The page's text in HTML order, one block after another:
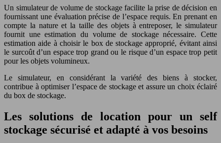
Un simulateur de volume de stockage facilite la prise de décision en
fournissant une évaluation précise de l’espace requis. En prenant en
compte la nature et la taille des objets à entreposer, le simulateur
fournit une estimation du volume de stockage nécessaire. Cette
estimation aide à choisir le box de stockage approprié, évitant ainsi
le surcoût d’un espace trop grand ou le risque d’un espace trop petit
pour les objets volumineux.
Le simulateur, en considérant la variété des biens à stocker,
contribue à optimiser l’espace de stockage et assure un choix éclairé
du box de stockage.
Les solutions de location pour un self
stockage sécurisé et adapté à vos besoins